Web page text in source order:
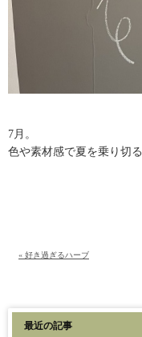
7月。
色や素材感で夏を乗り切る
« 好き過ぎるハーブ
最近の記事